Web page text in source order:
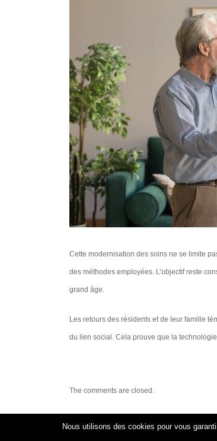
Cette modernisation des soins ne se limite
des méthodes employées. L’objectif reste
grand âge.
Les retours des résidents et de leur famille
du lien social. Cela prouve que la
The comments are closed.
Nous utilisons des cookies pour vous